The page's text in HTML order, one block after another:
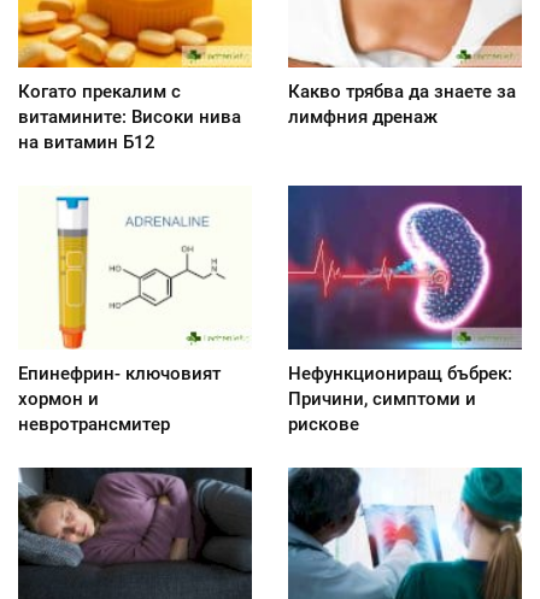
Когато прекалим с
витамините: Високи нива
на витамин Б12
Какво трябва да знаете за
лимфния дренаж
Епинефрин- ключовият
хормон и
невротрансмитер
Нефункциониращ бъбрек:
Причини, симптоми и
рискове